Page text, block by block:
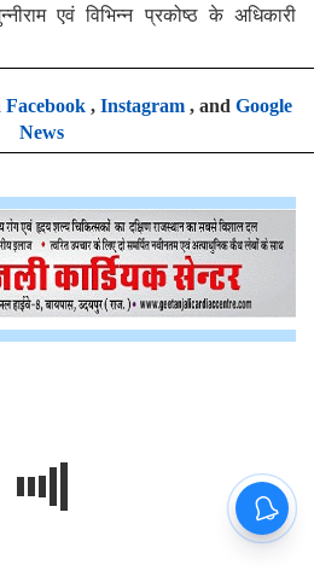
एवं विभिन्न प्रकोष्ठ के अधिकारी
Facebook, Instagram, and Google
News